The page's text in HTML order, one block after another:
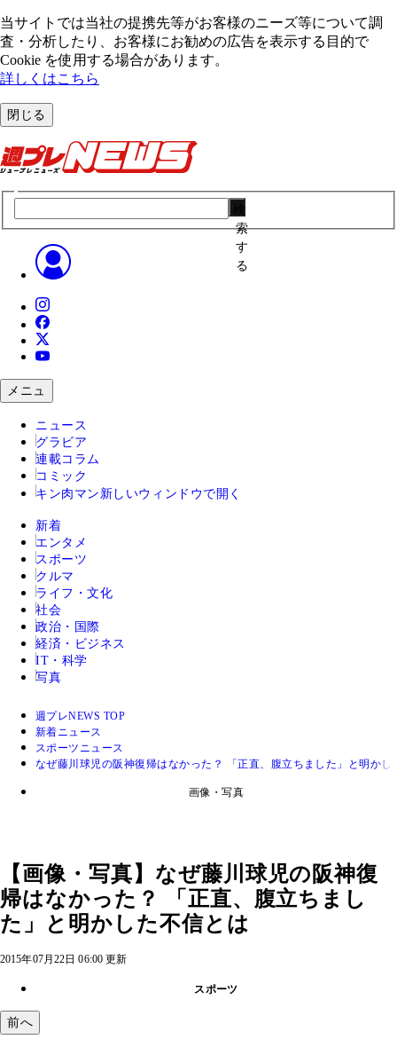
当サイトでは当社の提携先等がお客様のニーズ等について調
査・分析したり、お客様にお勧めの広告を表⽰する⽬的で
Cookie を使⽤する場合があります。
詳しくはこちら
閉じる
索
す
る
メニュ
ニュース
グラビア
連載コラム
コミック
キン肉マン 新しいウィンドウで開く
新着
エンタメ
スポーツ
クルマ
ライフ・文化
社会
政治・国際
経済・ビジネス
IT・科学
写真
週プレNEWS TOP
新着ニュース
スポーツニュース
なぜ藤川球児の阪神復帰はなかった？ 「正直、腹立ちました」と明かし
画像・写真
【画像・写真】なぜ藤川球児の阪神復
帰はなかった？ 「正直、腹立ちまし
た」と明かした不信とは
2015年07月22日 06:00 更新
スポーツ
前へ